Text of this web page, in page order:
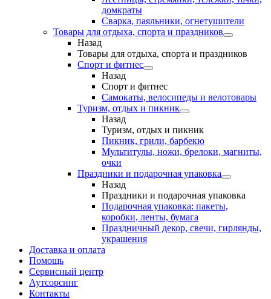
домкраты
Сварка, паяльники, огнетушители
Товары для отдыха, спорта и праздников
Назад
Товары для отдыха, спорта и праздников
Спорт и фитнес
Назад
Спорт и фитнес
Самокаты, велосипеды и велотовары
Туризм, отдых и пикник
Назад
Туризм, отдых и пикник
Пикник, грили, барбекю
Мультитулы, ножи, брелоки, магниты,
очки
Праздники и подарочная упаковка
Назад
Праздники и подарочная упаковка
Подарочная упаковка: пакеты,
коробки, ленты, бумага
Праздничный декор, свечи, гирлянды,
украшения
Доставка и оплата
Помощь
Сервисный центр
Аутсорсинг
Контакты